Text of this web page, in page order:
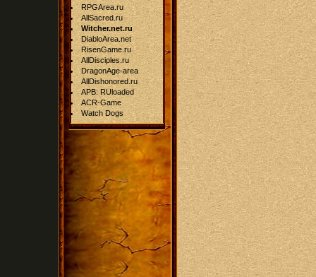
RPGArea.ru
AllSacred.ru
Witcher.net.ru
DiabloArea.net
RisenGame.ru
AllDisciples.ru
DragonAge-area
AllDishonored.ru
APB: RUloaded
ACR-Game
Watch Dogs